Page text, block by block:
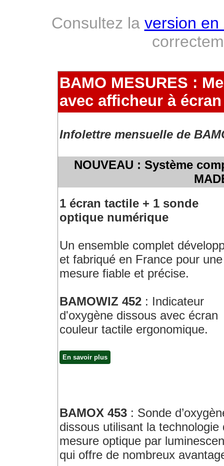
Consultez la version en
BAMO MESURES :
avec afficheur à
Infolettre mensuelle de
NOUVEAU : Système
1 écran tactile + 1 sonde
optique numérique
Un ensemble complet
et fabriqué en France pour une
mesure fiable et précise.
BAMOWIZ 452 : Indicateur
d'oxygène dissous avec écran
couleur tactile ergonomique.
En savoir plus
BAMOX 453 : Sonde
dissous utilisant la technologie
mesure optique par
qui offre de nombreux